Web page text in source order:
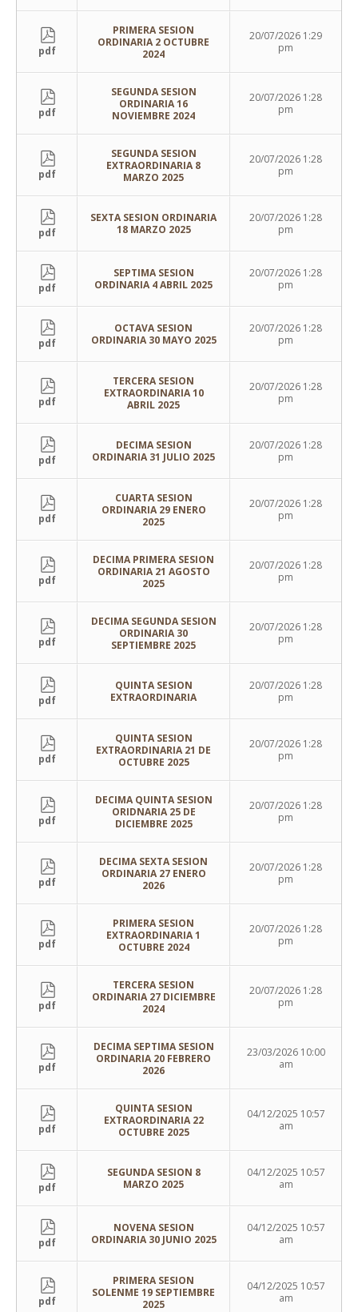
pdf
PRIMERA SESION
ORDINARIA 2 OCTUBRE
2024
20/07/2026 1:29
pm
pdf
SEGUNDA SESION
ORDINARIA 16
NOVIEMBRE 2024
20/07/2026 1:28
pm
pdf
SEGUNDA SESION
EXTRAORDINARIA 8
MARZO 2025
20/07/2026 1:28
pm
pdf
SEXTA SESION ORDINARIA
18 MARZO 2025
20/07/2026 1:28
pm
pdf
SEPTIMA SESION
ORDINARIA 4 ABRIL 2025
20/07/2026 1:28
pm
pdf
OCTAVA SESION
ORDINARIA 30 MAYO 2025
20/07/2026 1:28
pm
pdf
TERCERA SESION
EXTRAORDINARIA 10
ABRIL 2025
20/07/2026 1:28
pm
pdf
DECIMA SESION
ORDINARIA 31 JULIO 2025
20/07/2026 1:28
pm
pdf
CUARTA SESION
ORDINARIA 29 ENERO
2025
20/07/2026 1:28
pm
pdf
DECIMA PRIMERA SESION
ORDINARIA 21 AGOSTO
2025
20/07/2026 1:28
pm
pdf
DECIMA SEGUNDA SESION
ORDINARIA 30
SEPTIEMBRE 2025
20/07/2026 1:28
pm
pdf
QUINTA SESION
EXTRAORDINARIA
20/07/2026 1:28
pm
pdf
QUINTA SESION
EXTRAORDINARIA 21 DE
OCTUBRE 2025
20/07/2026 1:28
pm
pdf
DECIMA QUINTA SESION
ORIDNARIA 25 DE
DICIEMBRE 2025
20/07/2026 1:28
pm
pdf
DECIMA SEXTA SESION
ORDINARIA 27 ENERO
2026
20/07/2026 1:28
pm
pdf
PRIMERA SESION
EXTRAORDINARIA 1
OCTUBRE 2024
20/07/2026 1:28
pm
pdf
TERCERA SESION
ORDINARIA 27 DICIEMBRE
2024
20/07/2026 1:28
pm
pdf
DECIMA SEPTIMA SESION
ORDINARIA 20 FEBRERO
2026
23/03/2026 10:00
am
pdf
QUINTA SESION
EXTRAORDINARIA 22
OCTUBRE 2025
04/12/2025 10:57
am
pdf
SEGUNDA SESION 8
MARZO 2025
04/12/2025 10:57
am
pdf
NOVENA SESION
ORDINARIA 30 JUNIO 2025
04/12/2025 10:57
am
pdf
PRIMERA SESION
SOLENME 19 SEPTIEMBRE
2025
04/12/2025 10:57
am